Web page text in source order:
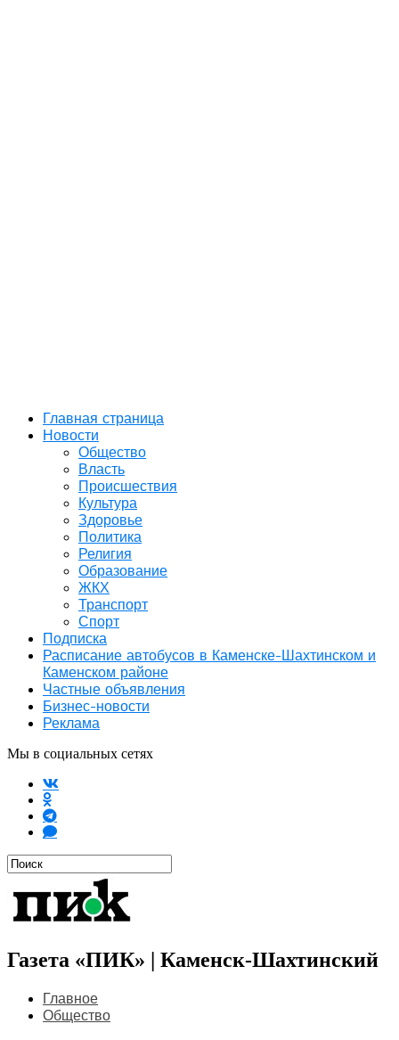
Главная страница
Новости
Общество
Власть
Происшествия
Культура
Здоровье
Политика
Религия
Образование
ЖКХ
Транспорт
Спорт
Подписка
Расписание автобусов в Каменске-Шахтинском и
Каменском районе
Частные объявления
Бизнес-новости
Реклама
Мы в социальных сетях
Газета «ПИК» | Каменск-Шахтинский
Главное
Общество